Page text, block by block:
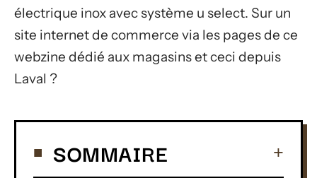
électrique inox avec système u select. Sur un
site internet de commerce via les pages de ce
webzine dédié aux magasins et ceci depuis
Laval ?
SOMMAIRE